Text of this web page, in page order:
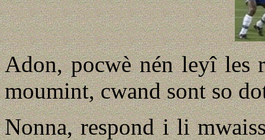
Adon, pocwè nén leyî les
moumint, cwand sont so
Nonna, respond i li